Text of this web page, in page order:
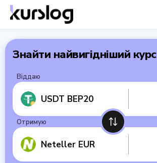
Знайти найвигідніший курс
Віддаю
USDT BEP20
Отримую
Neteller EUR